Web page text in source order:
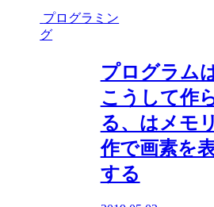
プログラミン
グ
プログラム
こうして作
る、はメモ
作で画素を
する